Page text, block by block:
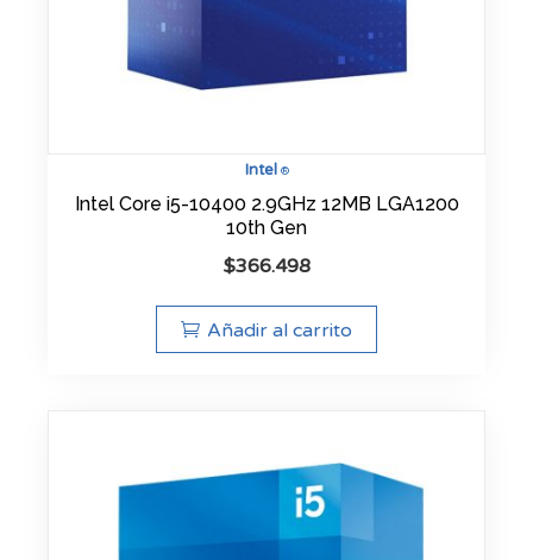
Intel®
Intel Core i5-10400 2.9GHz 12MB LGA1200
10th Gen
$366.498
Añadir al carrito